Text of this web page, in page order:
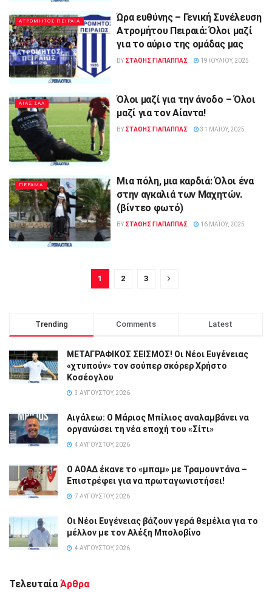
ΑΤΡΟΜΗΤΟΣ ΠΕΙΡΑΙΑ
Ώρα ευθύνης – Γενική Συνέλευση
Ατρομήτου Πειραιά: Όλοι μαζί
για το αύριο της ομάδας μας
BY ΣΤΑΘΗΣ ΓΊΑΠΑΠΠΑΣ 19 ΙΟΥΛΊΟΥ, 2025
ΑΙΑΣ ΣΑΛ
Όλοι μαζί για την άνοδο – Όλοι
μαζί για τον Αίαντα!
BY ΣΤΑΘΗΣ ΓΊΑΠΑΠΠΑΣ 31 ΜΑΪ́ΟΥ, 2025
ΠΕΡΑΜΑ
Μια πόλη, μια καρδιά: Όλοι ένα
στην αγκαλιά των Μαχητών.
(βίντεο φωτό)
BY ΣΤΑΘΗΣ ΓΊΑΠΑΠΠΑΣ 16 ΜΑΪ́ΟΥ, 2025
1 2 3
Trending Comments Latest
ΜΕΤΑΓΡΑΦΙΚΟΣ ΣΕΙΣΜΟΣ! Οι Νέοι Ευγένειας
«χτυπούν» τον σούπερ σκόρερ Χρήστο
Κοσέογλου
3 ΑΥΓΟΎΣΤΟΥ, 2026
Αιγάλεω: Ο Μάριος Μπίλιος αναλαμβάνει να
οργανώσει τη νέα εποχή του «Σίτι»
4 ΑΥΓΟΎΣΤΟΥ, 2026
Ο ΑΟΑΔ έκανε το «μπαμ» με Τραμουντάνα –
Επιστρέφει για να πρωταγωνιστήσει!
7 ΑΥΓΟΎΣΤΟΥ, 2026
Οι Νέοι Ευγένειας βάζουν γερά θεμέλια για το
μέλλον με τον Αλέξη Μπολοβίνο
4 ΑΥΓΟΎΣΤΟΥ, 2026
Τελευταία Άρθρα